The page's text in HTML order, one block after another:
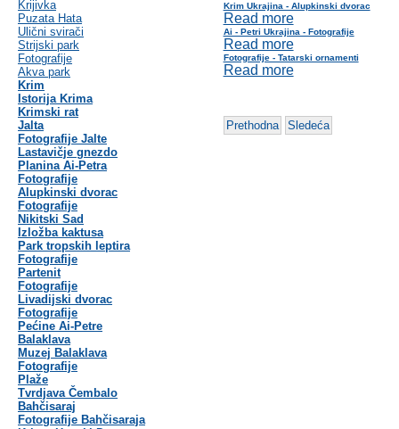
Krijivka
Puzata Hata
Ulični svirači
Strijski park
Fotografije
Akva park
Krim
Istorija Krima
Krimski rat
Jalta
Fotografije Jalte
Lastavičje gnezdo
Planina Ai-Petra
Fotografije
Alupkinski dvorac
Fotografije
Nikitski Sad
Izložba kaktusa
Park tropskih leptira
Fotografije
Partenit
Fotografije
Livadijski dvorac
Fotografije
Pećine Ai-Petre
Balaklava
Muzej Balaklava
Fotografije
Plaže
Tvrdjava Čembalo
Bahčisaraj
Fotografije Bahčisaraja
Krim Ukrajina - Alupkinski dvorac
Read more
Ai - Petri Ukrajina - Fotografije
Read more
Fotografije - Tatarski ornamenti
Read more
Prethodna Sledeća